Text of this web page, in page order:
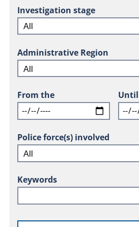
Investigation stage
Administrative Region
From the Until
Police force(s) involved
Keywords